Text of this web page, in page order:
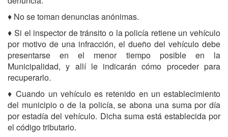
♦ No se toman denuncias anónimas.
♦ Si el inspector de tránsito o la policía retiene un vehículo
por motivo de una infracción, el dueño del vehículo debe
presentarse en el menor tiempo posible en la
Municipalidad, y allí le indicarán cómo proceder para
recuperarlo.
♦ Cuando un vehículo es retenido en un establecimiento
del municipio o de la policía, se abona una suma por día
por estadía del vehículo. Dicha suma está establecida por
el código tributario.